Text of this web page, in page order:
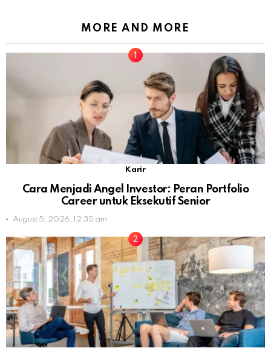
MORE AND MORE
Karir
Cara Menjadi Angel Investor: Peran Portfolio
Career untuk Eksekutif Senior
August 5, 2026, 12:35 am